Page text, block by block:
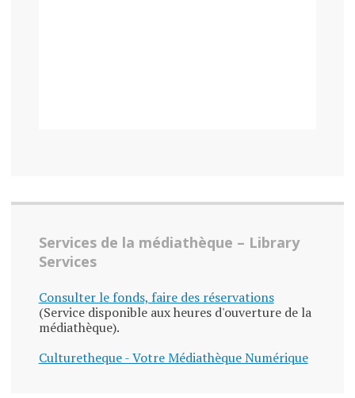
Services de la médiathèque – Library
Services
Consulter le fonds, faire des réservations
(Service disponible aux heures d'ouverture de la
médiathèque).
Culturetheque - Votre Médiathèque Numérique